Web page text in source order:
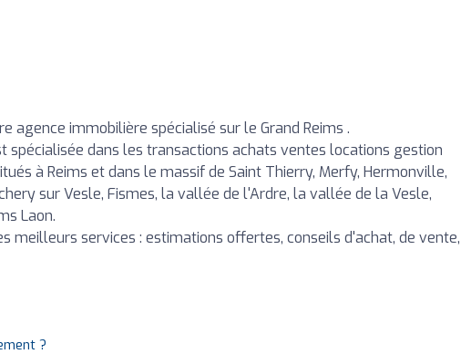
agence immobilière spécialisé sur le Grand Reims .
spécialisée dans les transactions achats ventes locations gestion
à Reims et dans le massif de Saint Thierry, Merfy, Hermonville,
sur Vesle, Fismes, la vallée de l'Ardre, la vallée de la Vesle,
Laon.
meilleurs services : estimations offertes, conseils d'achat, de vente,
?